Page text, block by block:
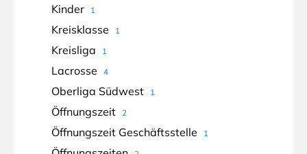
Kinder 1
Kreisklasse 1
Kreisliga 1
Lacrosse 4
Oberliga Südwest 1
Öffnungszeit 2
Öffnungszeit Geschäftsstelle 1